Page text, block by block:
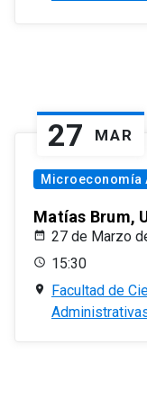
27 MAR
Microeconomía
Matías Brum,
27 de Marzo
15:30
Facultad de